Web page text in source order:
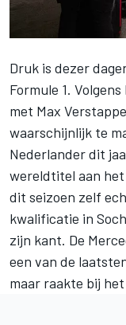
Druk is dezer
Formule 1. Volgens
met Max
waarschijnlijk te
Nederlander dit
wereldtitel aan
dit seizoen zelf
kwalificatie in
zijn kant. De
een van de
maar raakte bij